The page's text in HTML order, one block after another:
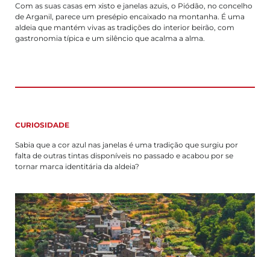
Com as suas casas em xisto e janelas azuis, o Piódão, no concelho
de Arganil, parece um presépio encaixado na montanha. É uma
aldeia que mantém vivas as tradições do interior beirão, com
gastronomia típica e um silêncio que acalma a alma.
CURIOSIDADE
Sabia que a cor azul nas janelas é uma tradição que surgiu por
falta de outras tintas disponíveis no passado e acabou por se
tornar marca identitária da aldeia?